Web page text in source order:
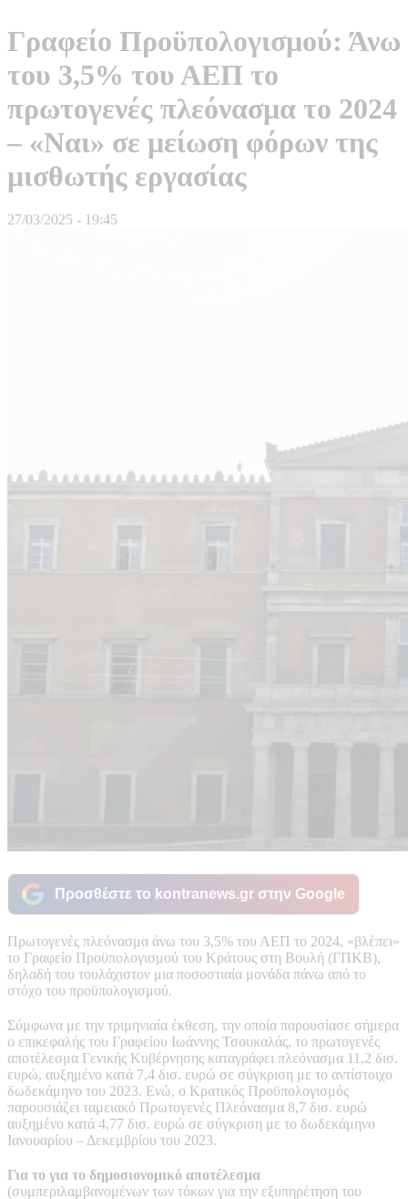
Γραφείο Προϋπολογισμού: Άνω
του 3,5% του ΑΕΠ το
πρωτογενές πλεόνασμα το 2024
– «Ναι» σε μείωση φόρων της
μισθωτής εργασίας
27/03/2025 - 19:45
Προσθέστε το kontranews.gr στην Google
Πρωτογενές πλεόνασμα άνω του 3,5% του ΑΕΠ το 2024, «βλέπει»
το Γραφείο Προϋπολογισμού του Κράτους στη Βουλή (ΓΠΚΒ),
δηλαδή του τουλάχιστον μια ποσοστιαία μονάδα πάνω από το
στόχο του προϋπολογισμού.
Σύμφωνα με την τριμηνιαία έκθεση, την οποία παρουσίασε σήμερα
ο επικεφαλής του Γραφείου Ιωάννης Τσουκαλάς, το πρωτογενές
αποτέλεσμα Γενικής Κυβέρνησης καταγράφει πλεόνασμα 11,2 δισ.
ευρώ, αυξημένο κατά 7,4 δισ. ευρώ σε σύγκριση με το αντίστοιχο
δωδεκάμηνο του 2023. Ενώ, ο Κρατικός Προϋπολογισμός
παρουσιάζει ταμειακό Πρωτογενές Πλεόνασμα 8,7 δισ. ευρώ
αυξημένο κατά 4,77 δισ. ευρώ σε σύγκριση με το δωδεκάμηνο
Ιανουαρίου – Δεκεμβρίου του 2023.
Για το για το δημοσιονομικό αποτέλεσμα
(συμπεριλαμβανομένων των τόκων για την εξυπηρέτηση του